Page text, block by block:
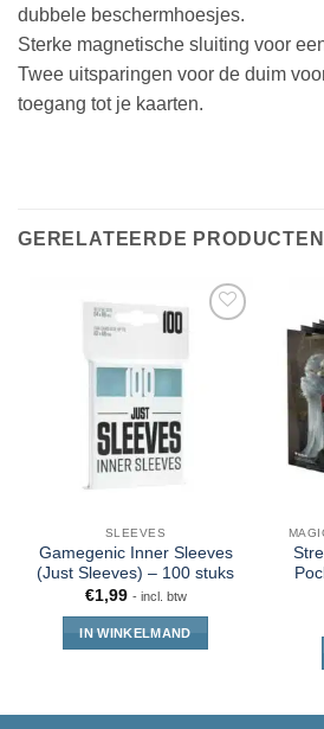
dubbele beschermhoesjes.
Sterke magnetische sluiting voor
Twee uitsparingen voor de duim
toegang tot je kaarten.
GERELATEERDE PRODUCTEN
SLEEVES
Gamegenic Inner Sleeves
(Just Sleeves) – 100 stuks
€1,99 - incl. btw
IN WINKELMAND